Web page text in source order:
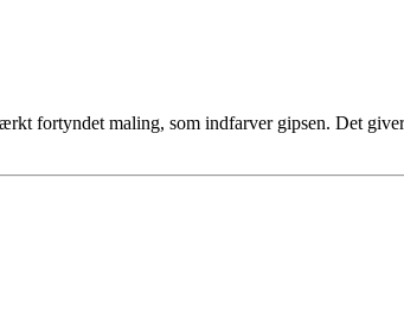
fortyndet maling, som indfarver gipsen. Det